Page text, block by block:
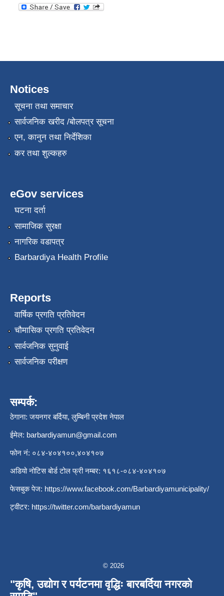
Notices
सूचना तथा समाचार
सार्वजनिक खरीद /बोलपत्र सूचना
एन, कानुन तथा निर्देशिका
कर तथा शुल्कहरु
eGov services
घटना दर्ता
सामाजिक सुरक्षा
नागरिक वडापत्र
Barbardiya Health Profile
Reports
वार्षिक प्रगति प्रतिवेदन
चौमासिक प्रगति प्रतिवेदन
सार्वजनिक सुनुवाई
सार्वजनिक परीक्षण
सम्पर्क:
ठेगाना: जयनगर बर्दिया, लुम्बिनी प्रदेश नेपाल
ईमेल: barbardiyamun@gmail.com
फोन नं: ०८४-४०४१००,४०४१०७
अडियो नोटिस बोर्ड टोल फ्री नम्बर: १६१८-०८४-४०४१०७
फेसबुक पेज: https://www.facebook.com/Barbardiyamunicipality/
ट्वीटर: https://twitter.com/barbardiyamun
© 2026
"कृषि, उद्योग र पर्यटनमा वृद्धिः बारबर्दिया नगरको